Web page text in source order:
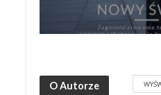
O Autorze